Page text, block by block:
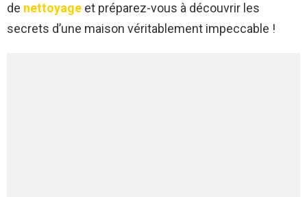
de nettoyage et préparez-vous à découvrir les
secrets d’une maison véritablement impeccable !